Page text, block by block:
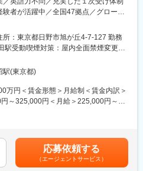
す」というビジョンのもと、最先端の
ションを世界中に提供しています。
充実した研修・キャリアパスに加え、
働き方も整備。多様なバックグラウ
を実感しつつ、長期的にキャリア形成
験者が活躍中／全国47拠点／グローバ
）、超音波診断装置や麻酔器
展開する同社のサービスステーション
業務をお任せします。
等メンテナンス
購入前後のサポート
残業時間は平均して30～40時間とな
きましては月1, 2回のペースです。一次
い、現場での対応が必要な場合のみ、
所：東京都日野市旭が丘4-7-127 勤務
駅受動喫煙対策：屋内全面禁煙変更の
リモートワーク含む）
駅(東京都)
万円＜賃金形態＞月給制＜賃金内訳＞
～325,000円＜月給＞225,000円～
選考を通じて上下する可能性がありま
含めた表記です。賃金はあくまでも目
て上下する可能性があります。月給
応募依頼する
（エージェントサービス）